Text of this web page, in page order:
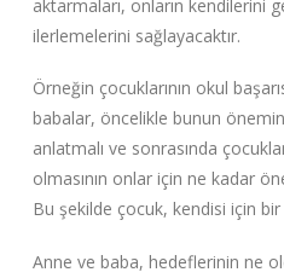
aktarmaları, onların kendilerini
ilerlemelerini sağlayacaktır.
Örneğin çocuklarının okul
babalar, öncelikle bunun
anlatmalı ve sonrasında
olmasının onlar için ne kadar
Bu şekilde çocuk, kendisi için
Anne ve baba, hedeflerinin ne